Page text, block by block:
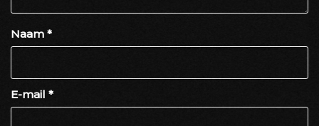
Naam *
E-mail *